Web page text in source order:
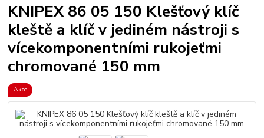
KNIPEX 86 05 150 Klešťový klíč
kleště a klíč v jediném nástroji s
vícekomponentními rukojeťmi
chromované 150 mm
Akce